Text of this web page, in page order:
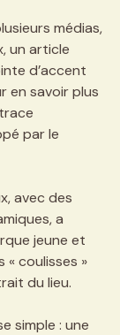
médias,
un article
d’accent
en savoir plus
par le
avec des
a
jeune et
« coulisses »
du lieu.
simple : une